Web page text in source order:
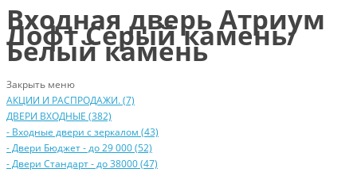
Входная дверь Атриум
Лофт Серый камень/
Белый камень
Закрыть меню
АКЦИИ И РАСПРОДАЖИ. (7)
ДВЕРИ ВХОДНЫЕ (382)
- Входные двери с зеркалом (43)
- Двери Бюджeт - до 29 000 (52)
- Двери Стaндaрт - до 38000 (47)